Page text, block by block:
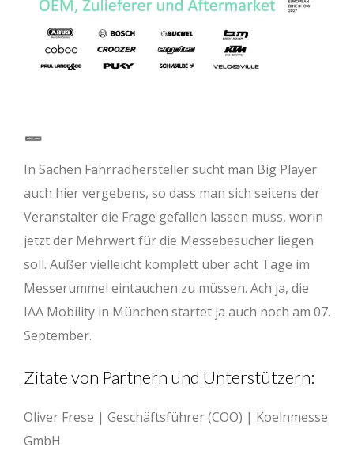
In Sachen Fahrradhersteller sucht man Big Player
auch hier vergebens, so dass man sich seitens der
Veranstalter die Frage gefallen lassen muss, worin
jetzt der Mehrwert für die Messebesucher liegen
soll. Außer vielleicht komplett über acht Tage im
Messerummel eintauchen zu müssen. Ach ja, die
IAA Mobility in München startet ja auch noch am 07.
September.
Zitate von Partnern und Unterstützern:
Oliver Frese | Geschäftsführer (COO) | Koelnmesse
GmbH